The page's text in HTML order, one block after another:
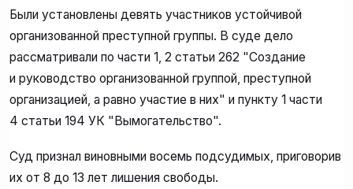
Были установлены девять участников устойчивой
организованной преступной группы. В суде дело
рассматривали по части 1, 2 статьи 262 "Создание
и руководство организованной группой, преступной
организацией, а равно участие в них" и пункту 1 части
4 статьи 194 УК "Вымогательство".
Суд признал виновными восемь подсудимых, приговорив
их от 8 до 13 лет лишения свободы.